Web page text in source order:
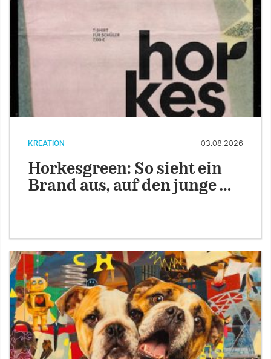
KREATION 03.08.2026
Horkesgreen: So sieht ein
Brand aus, auf den junge …